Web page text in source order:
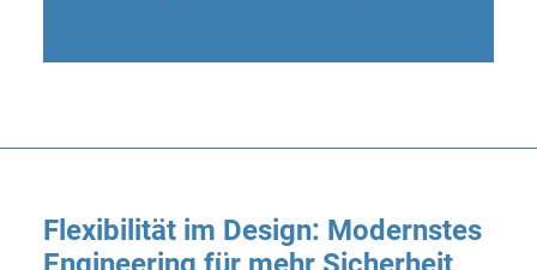
Flexibilität im Design: Modernstes